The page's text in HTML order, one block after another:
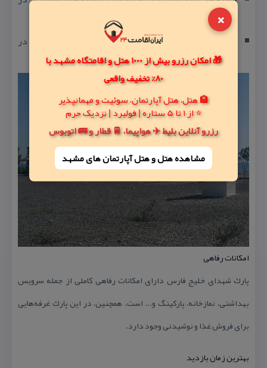
×
🎁 امکان رزرو بیش از 1000 هتل و اقامتگاه مشهد با
80% تخفیف واقعی
🏨 هتل، هتل آپارتمان، سوئیت و مهمانپذیر
⭐ از 1 تا 5 ستاره | فولبرد | نزدیک حرم
رزرو آنلاین بلیط ✈️ هواپیما، 🚆 قطار و 🚌 اتوبوس
مشاهده هتل و هتل‌ آپارتمان های مشهد
نقاط مختلف پارك تعبیه شده است.
وسایل بازی كودكان:برای كودكان نیز وسایل بازی متنوعی در
نظر گرفته شده است.
امكانات رفاهی
پارك شهدای خلیج فارس دارای امكانات رفاهی كاملی از جمله سرویس
بهداشتی، نمازخانه، پاركینگ و... است. همچنین، در این پارك غرفه‌هایی
برای فروش غذا و نوشیدنی وجود دارد.
بهترین زمان بازدید